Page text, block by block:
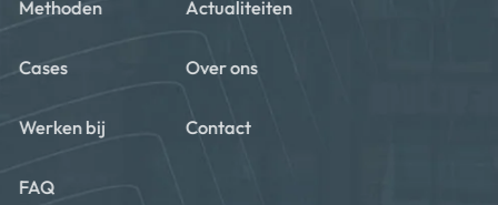
Methoden Actualiteiten
Cases Over ons
Werken bij Contact
FAQ